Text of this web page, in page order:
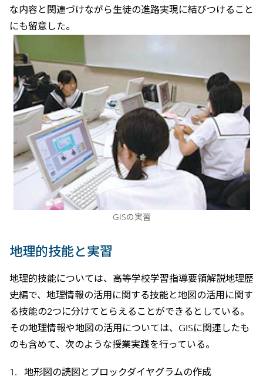
な内容と関連づけながら生徒の進路実現に結びつけること
にも留意した。
GISの実習
地理的技能と実習
地理的技能については、高等学校学習指導要領解説地理歴
史編で、地理情報の活用に関する技能と地図の活用に関す
る技能の2つに分けてとらえることができるとしている。
その地理情報や地図の活用については、GISに関連したも
のも含めて、次のような授業実践を行っている。
地形図の読図とプロックダイヤグラムの作成